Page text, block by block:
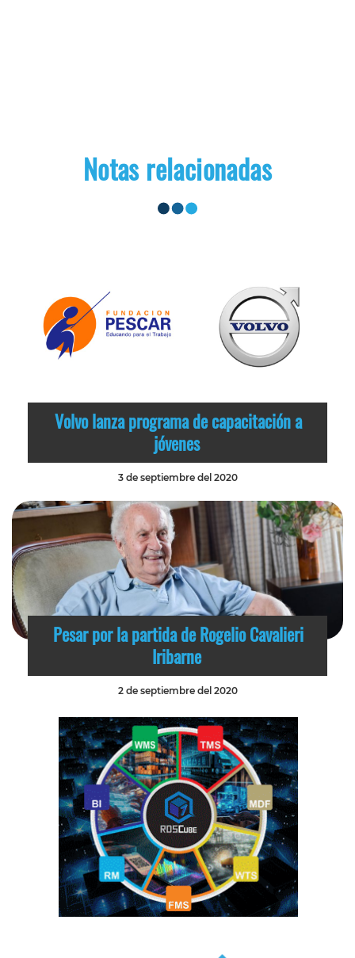
Notas relacionadas
Volvo lanza programa de capacitación a
jóvenes
3 de septiembre del 2020
Pesar por la partida de Rogelio Cavalieri
Iribarne
2 de septiembre del 2020